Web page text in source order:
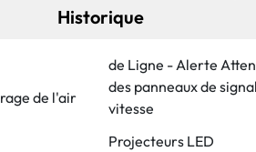
Historique
de l'air
de Ligne - Alerte
des panneaux de
vitesse
Projecteurs LED